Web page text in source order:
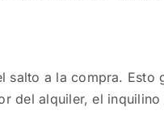
salto a la compra. Esto
del alquiler, el inquilino